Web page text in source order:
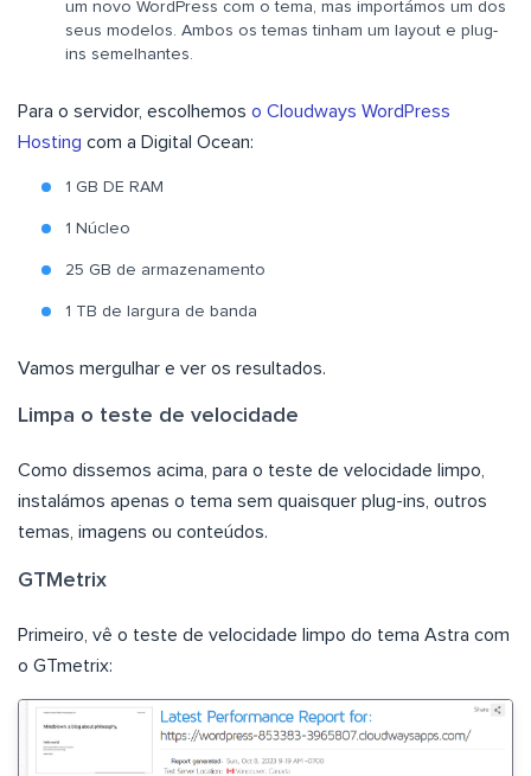
um novo WordPress com o tema, mas importámos um dos
seus modelos. Ambos os temas tinham um layout e plug-
ins semelhantes.
Para o servidor, escolhemos o Cloudways WordPress
Hosting com a Digital Ocean:
1 GB DE RAM
1 Núcleo
25 GB de armazenamento
1 TB de largura de banda
Vamos mergulhar e ver os resultados.
Limpa o teste de velocidade
Como dissemos acima, para o teste de velocidade limpo,
instalámos apenas o tema sem quaisquer plug-ins, outros
temas, imagens ou conteúdos.
GTMetrix
Primeiro, vê o teste de velocidade limpo do tema Astra com
o GTmetrix: